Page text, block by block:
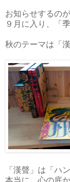
お知らせするの
９月に入り、「
秋のテーマは「
「漢聲」は「ハ